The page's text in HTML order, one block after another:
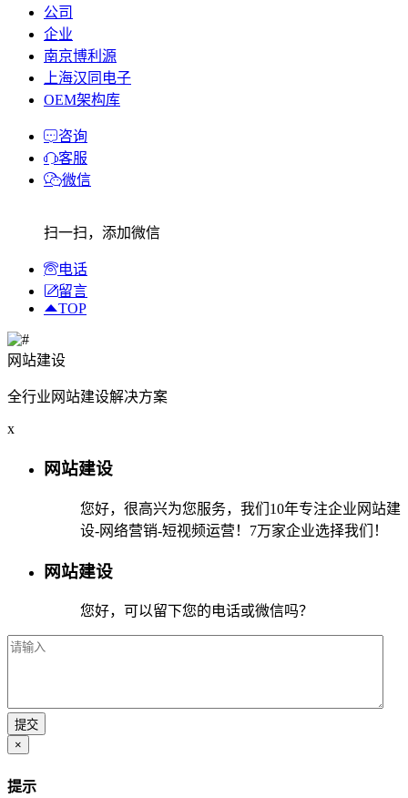
公司
企业
南京博利源
上海汉同电子
OEM架构库
咨询
客服
微信
扫一扫，添加微信
电话
留言
TOP
网站建设
全行业网站建设解决方案
x
网站建设
您好，很高兴为您服务，我们10年专注企业网站建
设-网络营销-短视频运营！7万家企业选择我们！
网站建设
您好，可以留下您的电话或微信吗？
×
提示